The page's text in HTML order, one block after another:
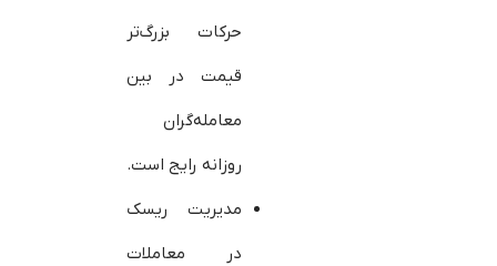
حرکات بزرگ‌تر
قیمت در بین
معامله‌گران
روزانه رایج است.
مدیریت ریسک
در معاملات